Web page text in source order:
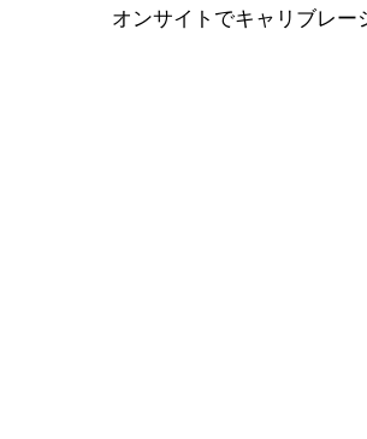
オンサイトでキャリブレ